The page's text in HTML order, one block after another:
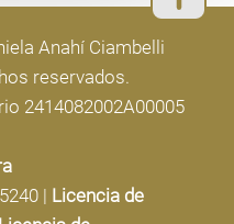
Anahí Ciambelli
reservados.
2414082002A00005
| Licencia de